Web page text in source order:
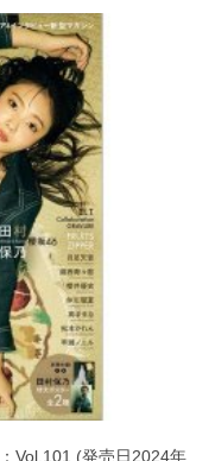
Vol.101 (発売日2024年